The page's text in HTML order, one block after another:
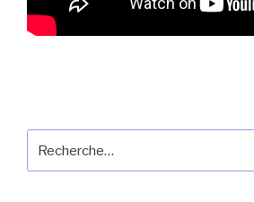
pour